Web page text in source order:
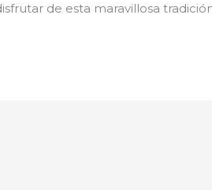
de esta maravillosa